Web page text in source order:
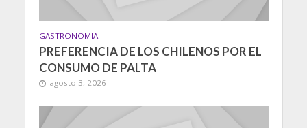
GASTRONOMIA
PREFERENCIA DE LOS CHILENOS POR EL
CONSUMO DE PALTA
agosto 3, 2026